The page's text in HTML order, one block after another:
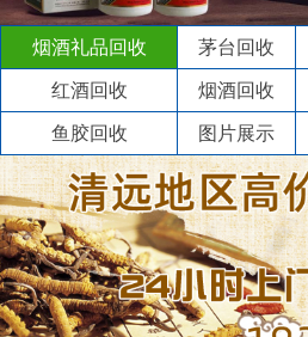
烟酒礼品回收 茅台回收
红酒回收 烟酒回收
鱼胶回收 图片展示